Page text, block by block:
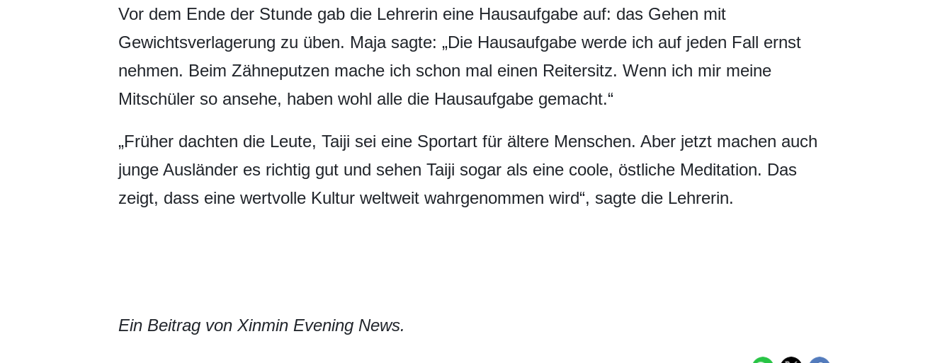
Vor dem Ende der Stunde gab die Lehrerin eine Hausaufgabe auf: das Gehen mit
Gewichtsverlagerung zu üben. Maja sagte: „Die Hausaufgabe werde ich auf jeden Fall ernst
nehmen. Beim Zähneputzen mache ich schon mal einen Reitersitz. Wenn ich mir meine
Mitschüler so ansehe, haben wohl alle die Hausaufgabe gemacht.“
„Früher dachten die Leute, Taiji sei eine Sportart für ältere Menschen. Aber jetzt machen auch
junge Ausländer es richtig gut und sehen Taiji sogar als eine coole, östliche Meditation. Das
zeigt, dass eine wertvolle Kultur weltweit wahrgenommen wird“, sagte die Lehrerin.
Ein Beitrag von Xinmin Evening News.